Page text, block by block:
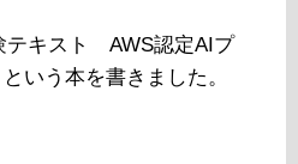
テキスト AWS認定AIプ
いう本を書きました。